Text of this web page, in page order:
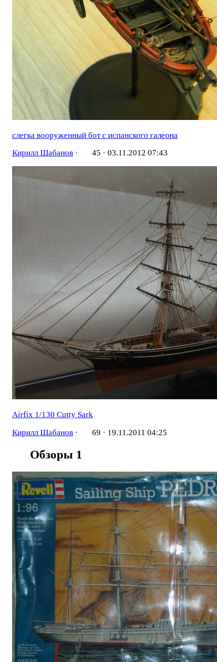
слегка вооруженный бот с испанского галеона
Кирилл Шабанов· 45 · 03.11.2012 07:43
Airfix 1/130 Cutty Sark
Кирилл Шабанов· 69 · 19.11.2011 04:25
Обзоры 1